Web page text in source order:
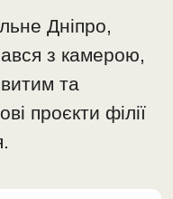
Дніпро,
з камерою,
та
проєкти філії